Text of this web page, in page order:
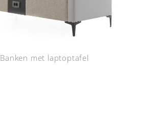
Banken met laptoptafel